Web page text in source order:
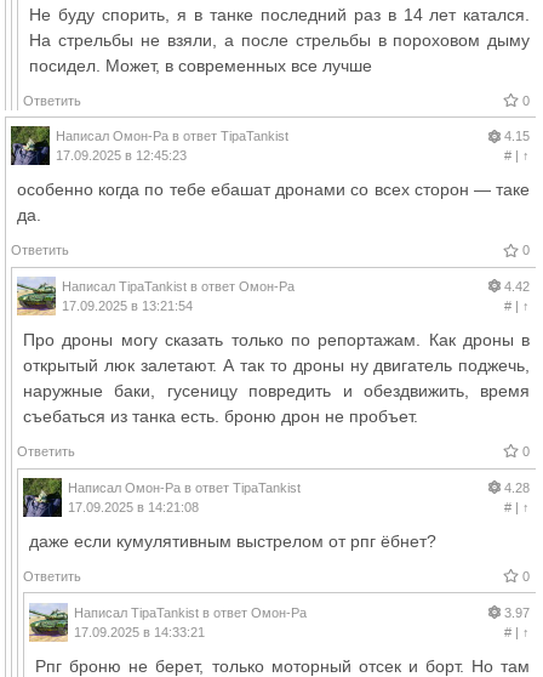
Не буду спорить, я в танке последний раз в 14 лет катался.
На стрельбы не взяли, а после стрельбы в пороховом дыму
посидел. Может, в современных все лучше
Ответить 0
Написал Омон-Ра в ответ TipaTankist
17.09.2025 в 12:45:23
4.15
#| ↑
особенно когда по тебе ебашат дронами со всех сторон — таке
да.
Ответить 0
Написал TipaTankist в ответ Омон-Ра
17.09.2025 в 13:21:54
4.42
#| ↑
Про дроны могу сказать только по репортажам. Как дроны в
открытый люк залетают. А так то дроны ну двигатель поджечь,
наружные баки, гусеницу повредить и обездвижить, время
съебаться из танка есть. броню дрон не пробъет.
Ответить 0
Написал Омон-Ра в ответ TipaTankist
17.09.2025 в 14:21:08
4.28
#| ↑
даже если кумулятивным выстрелом от рпг ёбнет?
Ответить 0
Написал TipaTankist в ответ Омон-Ра
17.09.2025 в 14:33:21
3.97
#| ↑
Рпг броню не берет, только моторный отсек и борт. Но там